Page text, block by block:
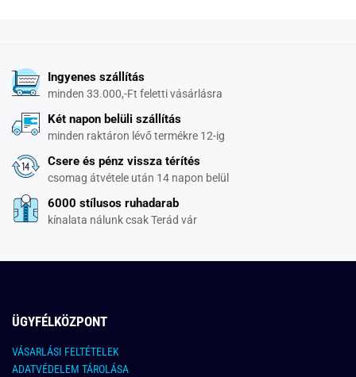
Ingyenes szállítás
minden 33.000,-Ft feletti vásárlásra
Két napon belüli szállítás
minden raktáron lévő termékre 12-ig
Csere és pénz vissza térítés
csomag átvétele után 14 napon belül
6000 stílusos ruhadarab
kínalata nálunk csak Terád vár
ÜGYFÉLKÖZPONT
VÁSARLÁSI FELTÉTELEK
ADATVÉDELEM TÁROLÁSA